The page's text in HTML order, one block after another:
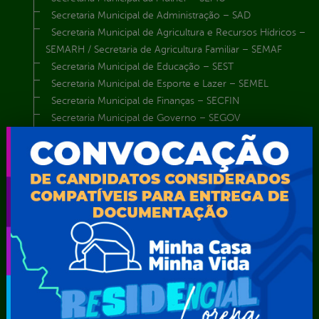
Secretaria Municipal de Administração – SAD
Secretaria Municipal de Agricultura e Recursos Hídricos –
SEMARH / Secretaria de Agricultura Familiar – SEMAF
Secretaria Municipal de Educação – SEST
Secretaria Municipal de Esporte e Lazer – SEMEL
Secretaria Municipal de Finanças – SECFIN
Secretaria Municipal de Governo – SEGOV
Secretaria Municipal de Meio Ambiente – SEMA
Secretaria Municipal de Planejamento e Gestão – SEPLAG
Secretaria Municipal de Relações Institucionais – SEMRI
Secretaria Municipal de Saúde – SMS
Secretaria Municipal de Serviços Públicos – SEMUSP
Superintendência de Trânsito e Transportes de Serra
Talhada-STTRANS
Transparência, Fiscalização e Controle
Portal da
Transparência
E-sic
Como
Outros
Serviços